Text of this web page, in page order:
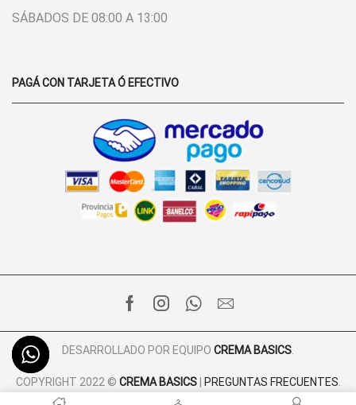
SÁBADOS DE 08:00 A 13:00
PAGÁ CON TARJETA Ó EFECTIVO
FACEBOOK
INSTAGRAM
WHATSAPP
EMAIL
DESARROLLADO POR EQUIPO CREMA BASICS
COPYRIGHT 2022 © CREMA BASICS| PREGUNTAS FRECUENTES
POLÍTICA DE PRIVACIDAD